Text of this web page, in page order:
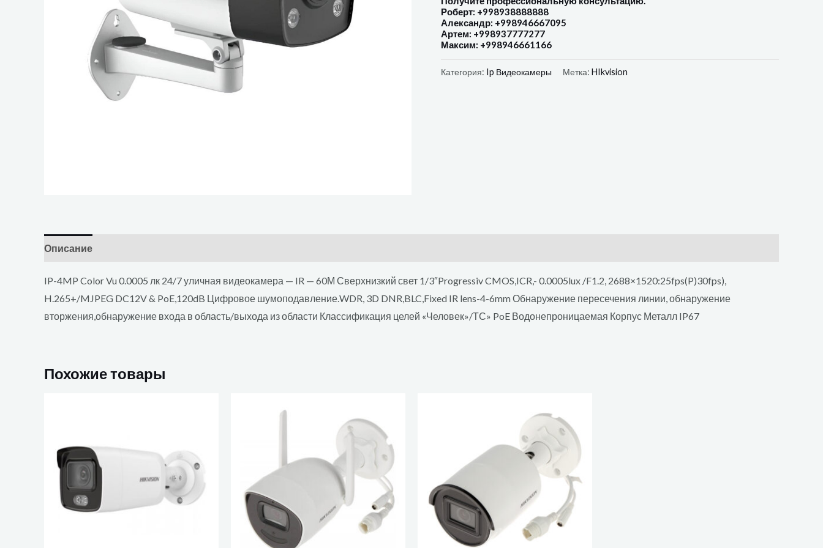
Роберт: +998938888888
Александр: +998946667095
Артем: +998937777277
Максим: +998946661166
Категория: Ip Видеокамеры Метка: HIkvision
Описание
IP-4MP Color Vu 0.0005 лк 24/7 уличная видеокамера — IR — 60М Сверхнизкий свет 1/3″Progressiv CMOS,ICR,- 0.0005lux /F1.2, 2688×1520:25fps(P)30fps),
H.265+/MJPEG DC12V & PoE,120dB Цифровое шумоподавление.WDR, 3D DNR,BLC,Fixed IR lens-4-6mm Обнаружение пересечения линии, обнаружение
вторжения,обнаружение входа в область/выхода из области Классификация целей «Человек»/ТС» PoE Водонепроницаемая Корпус Металл IP67
Похожие товары